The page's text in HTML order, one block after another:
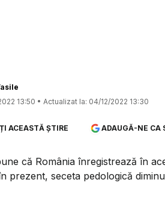
13:50 • Actualizat la: 04/12/2022 13:30
ACEASTĂ ȘTIRE ADAUGĂ-NE CA
că România înregistrează în
prezent, seceta pedologică